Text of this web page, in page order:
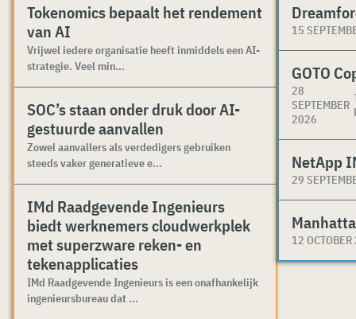
Tokenomics bepaalt het rendement
van AI
Vrijwel iedere organisatie heeft inmiddels een AI-
strategie. Veel min...
SOC’s staan onder druk door AI-
gestuurde aanvallen
Zowel aanvallers als verdedigers gebruiken
steeds vaker generatieve e...
IMd Raadgevende Ingenieurs
biedt werknemers cloudwerkplek
met superzware reken- en
tekenapplicaties
IMd Raadgevende Ingenieurs is een onafhankelijk
ingenieursbureau dat ...
15
GOTO
28
SEPTEMBER
2026
NetApp
29
12